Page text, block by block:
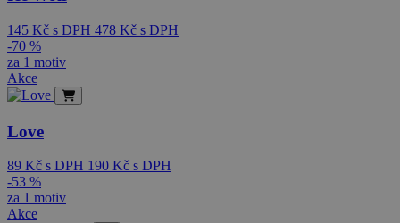
145 Kč s DPH 478 Kč s DPH
-70 %
za 1 motiv
Akce
Love
89 Kč s DPH 190 Kč s DPH
-53 %
za 1 motiv
Akce